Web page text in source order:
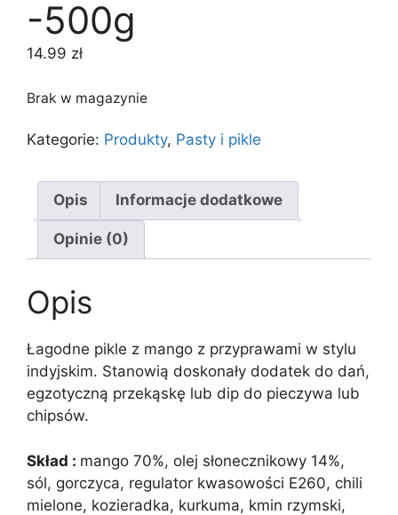
-500g
14.99 zł
Brak w magazynie
Kategorie: Produkty, Pasty i pikle
Opis Informacje dodatkowe
Opinie (0)
Opis
Łagodne pikle z mango z przyprawami w stylu
indyjskim. Stanowią doskonały dodatek do dań,
egzotyczną przekąskę lub dip do pieczywa lub
chipsów.
Skład : mango 70%, olej słonecznikowy 14%,
sól, gorczyca, regulator kwasowości E260, chili
mielone, kozieradka, kurkuma, kmin rzymski,